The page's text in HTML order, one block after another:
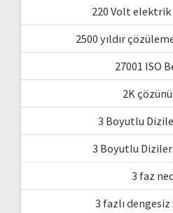
220 Volt
2500 yıldır
27001 ISO
2K
3 Boyutlu
3 Boyutlu
3 faz
3 fazlı